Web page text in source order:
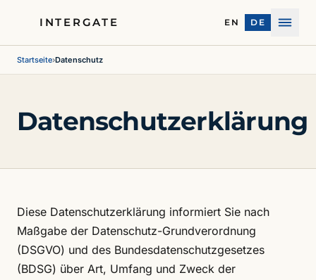
INTERGATE EN DE
Menü
Startseite›Datenschutz
Datenschutzerklärung
Diese Datenschutzerklärung informiert Sie nach
Maßgabe der Datenschutz-Grundverordnung
(DSGVO) und des Bundesdatenschutzgesetzes
(BDSG) über Art, Umfang und Zweck der